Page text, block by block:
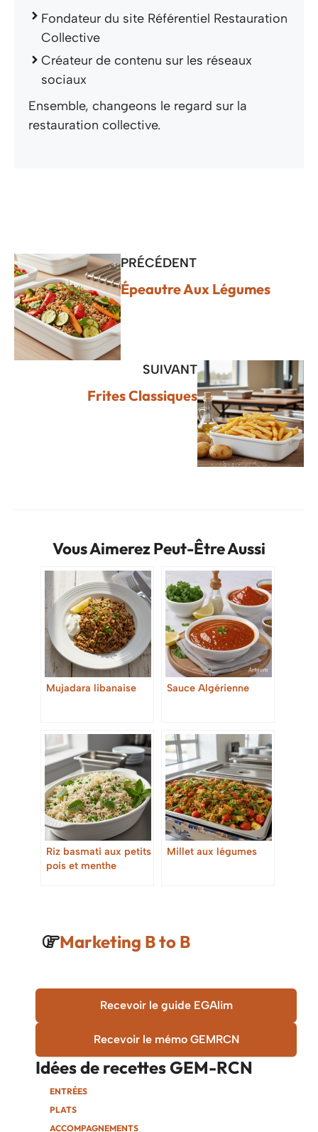
Fondateur du site Référentiel Restauration
Collective
Créateur de contenu sur les réseaux
sociaux
Ensemble, changeons le regard sur la
restauration collective.
PRÉCÉDENT
Épeautre Aux Légumes
SUIVANT
Frites Classiques
Vous Aimerez Peut-Être Aussi
Mujadara libanaise Sauce Algérienne
Riz basmati aux petits
pois et menthe
Millet aux légumes
Marketing B to B
Recevoir le guide EGAlim
Recevoir le mémo GEMRCN
Idées de recettesGEM-RCN
ENTRÉES
PLATS
ACCOMPAGNEMENTS